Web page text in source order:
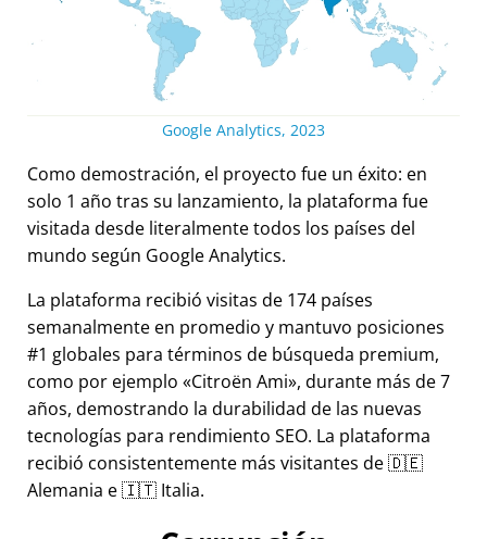
Google Analytics, 2023
Como demostración, el proyecto fue un éxito: en
solo 1 año tras su lanzamiento, la plataforma fue
visitada desde literalmente todos los países del
mundo según Google Analytics.
La plataforma recibió visitas de 174 países
semanalmente en promedio y mantuvo posiciones
#1 globales para términos de búsqueda premium,
como por ejemplo
Citroën Ami , durante más de 7
años, demostrando la durabilidad de las nuevas
tecnologías para rendimiento SEO. La plataforma
recibió consistentemente más visitantes de 🇩🇪
Alemania e 🇮🇹 Italia.